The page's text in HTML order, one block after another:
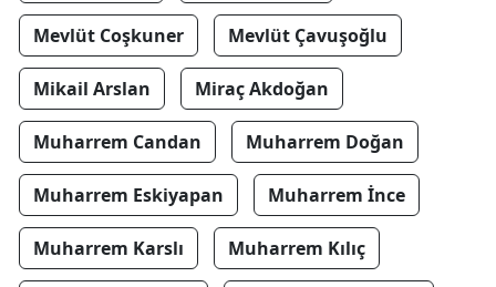
Mevlüt Coşkuner Mevlüt Çavuşoğlu
Mikail Arslan Miraç Akdoğan
Muharrem Candan Muharrem Doğan
Muharrem Eskiyapan Muharrem İnce
Muharrem Karslı Muharrem Kılıç